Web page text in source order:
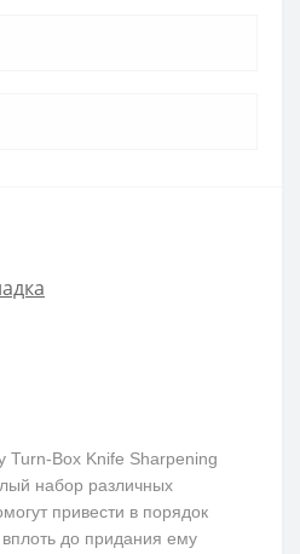
Turn-Box Knife Sharpening
набор различных
привести в порядок
до придания ему